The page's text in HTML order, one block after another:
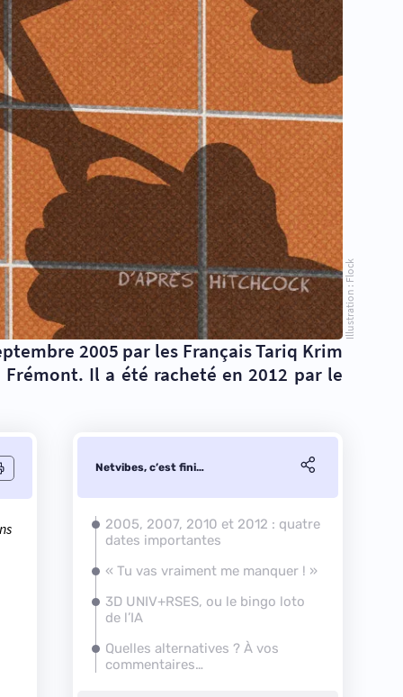
Illustration : Flock
2005 par les FrançaisTariq Krim
Il a été racheté en 2012 par le
Netvibes, c’est fini…
2005, 2007, 2010 et 2012 : quatre
dates importantes
« Tu vas vraiment me manquer ! »
3D UNIV+RSES, ou le bingo loto
de l’IA
Quelles alternatives ? À vos
commentaires…